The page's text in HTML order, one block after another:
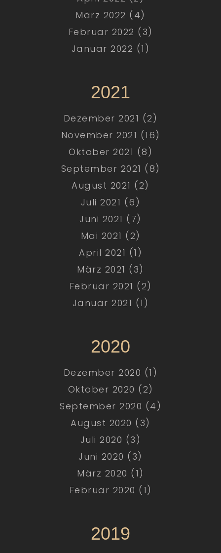
März 2022 (4)
Februar 2022 (3)
Januar 2022 (1)
2021
Dezember 2021 (2)
November 2021 (16)
Oktober 2021 (8)
September 2021 (8)
August 2021 (2)
Juli 2021 (6)
Juni 2021 (7)
Mai 2021 (2)
April 2021 (1)
März 2021 (3)
Februar 2021 (2)
Januar 2021 (1)
2020
Dezember 2020 (1)
Oktober 2020 (2)
September 2020 (4)
August 2020 (3)
Juli 2020 (3)
Juni 2020 (3)
März 2020 (1)
Februar 2020 (1)
2019